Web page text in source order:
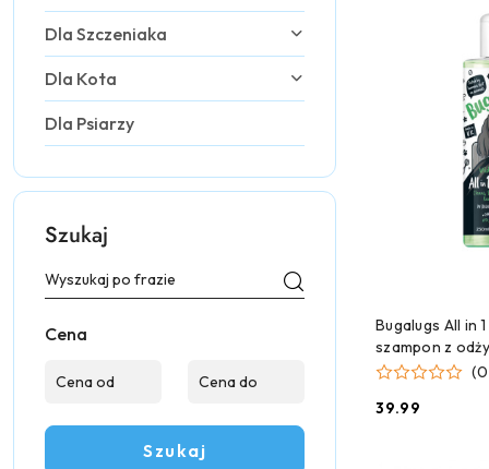
Dla Szczeniaka
Dla Kota
Dla Psiarzy
Szukaj
Cena
Szukaj
Bugalugs All in
szampon z
zmniejszający
Cena:
39.99